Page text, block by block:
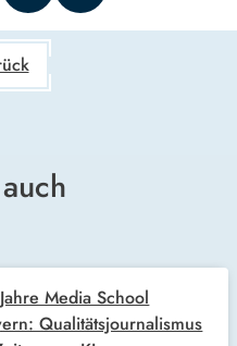
Media School
Qualitätsjournalismus